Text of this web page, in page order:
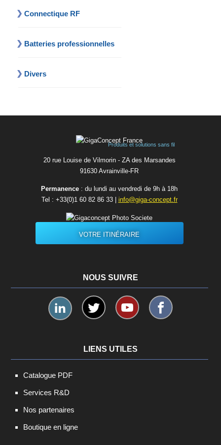
Connectique RF
Batteries professionnelles
Divers
Produits et solutions sans fil
20 rue Louise de Vilmorin - ZA des Marsandes
91630 Avrainvilleㅤ-ㅤFR
Permanence : du lundi au vendredi de 9h à 18h
Tel : +33(0)1 60 82 86 33| info@giga-concept.fr
VOTRE ITINÉRAIRE
NOUS SUIVRE
LIENS UTILES
Catalogue PDF
Services R&D
Nos partenaires
Boutique en ligne